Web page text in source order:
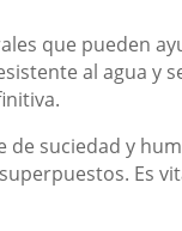
que pueden
al agua y
suciedad y
Es